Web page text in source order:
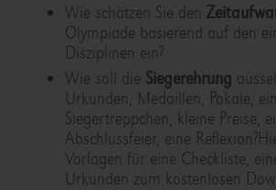
Wie schätzen Sie den
Olympiade basierend auf den
Disziplinen ein?
Wie soll die Siegerehrung
Urkunden, Medaillen, Pokale, ein
Siegertreppchen, kleine Preise,
Abschlussfeier, eine
Vorlagen für eine Checkliste,
Urkunden zum kostenlosen